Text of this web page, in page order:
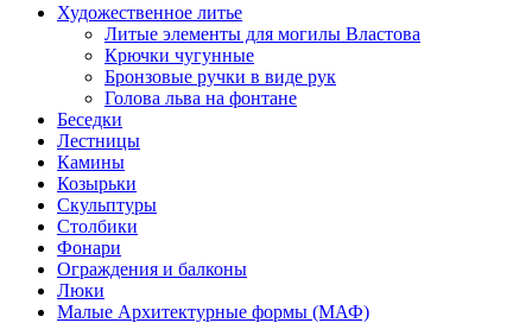
Художественное литье
Литые элементы для могилы Властова
Крючки чугунные
Бронзовые ручки в виде рук
Голова льва на фонтане
Беседки
Лестницы
Камины
Козырьки
Скульптуры
Столбики
Фонари
Ограждения и балконы
Люки
Малые Архитектурные формы (МАФ)